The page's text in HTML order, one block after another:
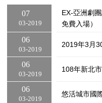
03 2019
07
EX-亞洲劇
免費入場）
03 2019
06
2019年3月
03 2019
06
108年新北
03 2019
06
悠活城市國